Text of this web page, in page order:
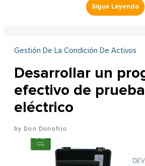
Gestión De La Condición De Activos
Desarrollar un
efectivo de
eléctrico
Don Donofrio